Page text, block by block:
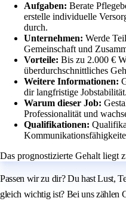
Aufgaben: Berate
erstelle individuelle
durch.
Unternehmen: Werde
Gemeinschaft und
Vorteile: Bis zu 2.000 €
überdurchschnittliches
Weitere Informationen:
dir langfristige Jobstabilität.
Warum dieser Job:
Professionalität und
Qualifikationen:
Das prognostizierte Gehalt liegt
Passen wir zu dir? Du hast Lust,
gleich wichtig ist? Bei uns zählen